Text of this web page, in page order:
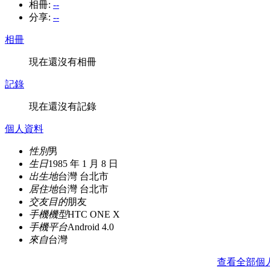
相冊: --
分享: --
相冊
現在還沒有相冊
記錄
現在還沒有記錄
個人資料
性別男
生日1985 年 1 月 8 日
出生地台灣 台北市
居住地台灣 台北市
交友目的朋友
手機機型HTC ONE X
手機平台Android 4.0
來自台灣
查看全部個